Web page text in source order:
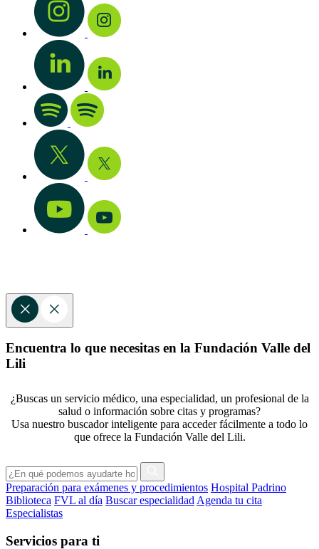
Encuentra lo que necesitas en la Fundación Valle del
Lili
¿Buscas un servicio médico, una especialidad, un profesional de la
salud o información sobre citas y programas?
Usa nuestro buscador inteligente para acceder fácilmente a todo lo
que ofrece la Fundación Valle del Lili.
Preparación para exámenes y procedimientos Hospital Padrino
Biblioteca FVL al día Buscar especialidad Agenda tu cita
Especialistas
Servicios para ti